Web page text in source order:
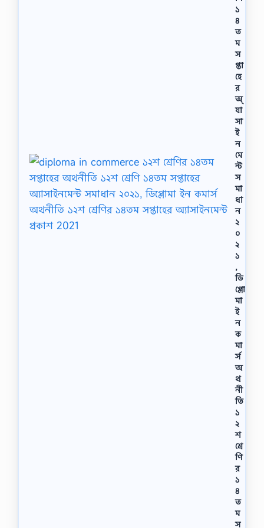
১
৪
ত
ম
স
প্তা
হে
র
অ্
যা
সা
ই
ন
মে
ন্ট
স
মা
ধা
ন
২
০
২
১
,
ডি
প্লো
মা
ই
ন
ক
মা
র্স
অ
থ
নী
তি
১
২
শ
শ্রে
ণি
র
১
৪
ত
ম
স